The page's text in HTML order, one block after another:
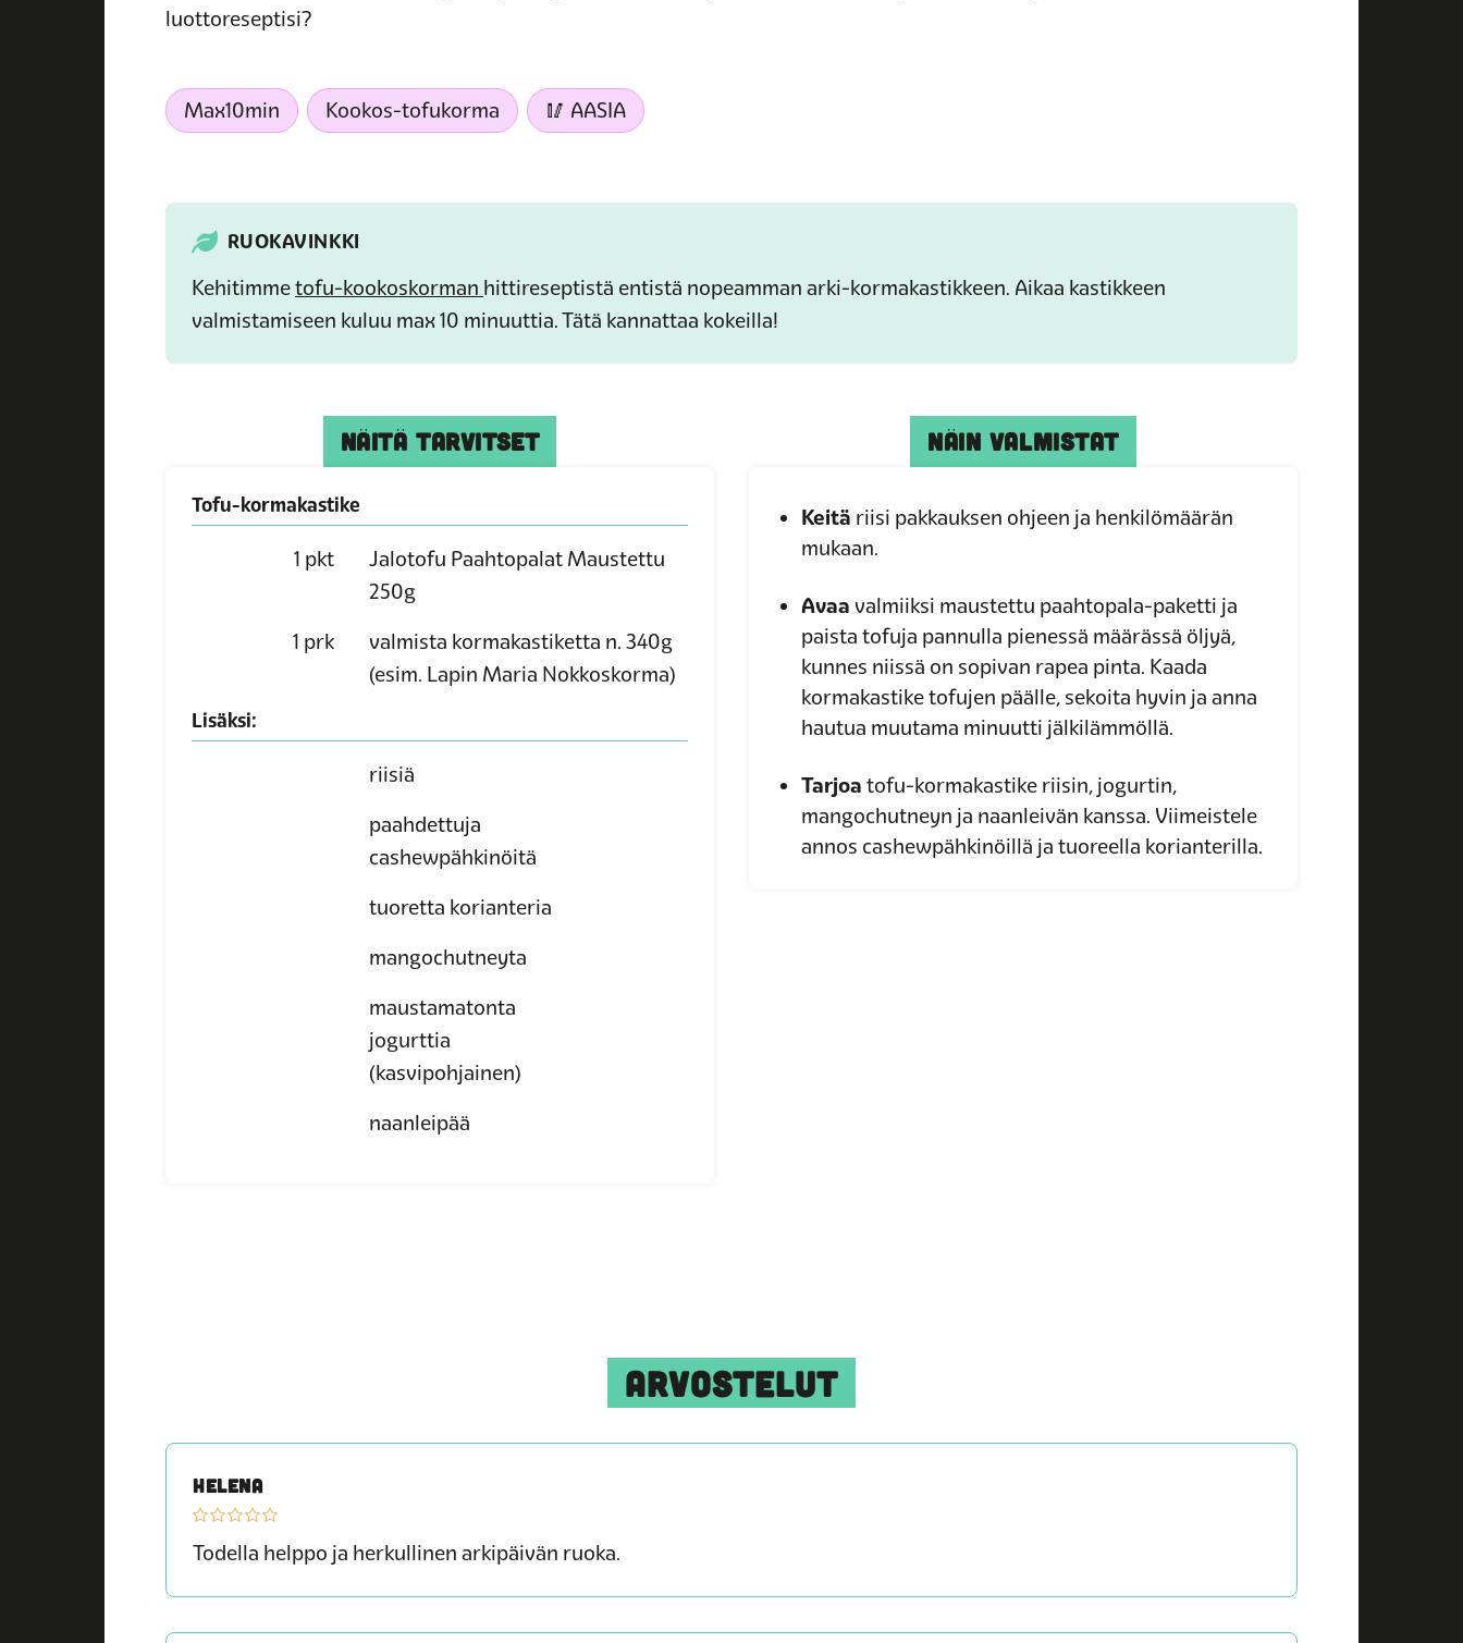
luottoreseptisi?
Max10min Kookos-tofukorma 🥢 AASIA
RUOKAVINKKI
Kehitimmetofu-kookoskorman hittireseptistä entistä nopeamman arki-kormakastikkeen. Aikaa kastikkeen
valmistamiseen kuluu max 10 minuuttia.Tätä kannattaa kokeilla!
NÄITÄ TARVITSET
Tofu-kormakastike
1 pkt
Jalotofu Paahtopalat Maustettu
250g
1 prk
valmista kormakastiketta n. 340g
(esim. Lapin Maria Nokkoskorma)
Lisäksi:
riisiä
paahdettuja
cashewpähkinöitä
tuoretta korianteria
mangochutneyta
maustamatonta
jogurttia
(kasvipohjainen)
naanleipää
NÄIN VALMISTAT
Keitä riisi pakkauksen ohjeen ja henkilömäärän
mukaan.
Avaa valmiiksi maustettu paahtopala-paketti ja
paista tofuja pannulla pienessä määrässä öljyä,
kunnes niissä on sopivan rapea pinta. Kaada
kormakastike tofujen päälle, sekoita hyvin ja anna
hautua muutama minuutti jälkilämmöllä.
Tarjoa tofu-kormakastike riisin, jogurtin,
mangochutneyn ja naanleivän kanssa. Viimeistele
annos cashewpähkinöillä ja tuoreella korianterilla.
ARVOSTELUT
HELENA
Todella helppo ja herkullinen arkipäivän ruoka.